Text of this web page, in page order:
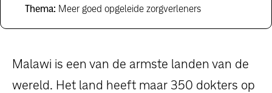
contact
Thema: Meer goed opgeleide zorgverleners
Malawi is een van de armste landen van de
wereld. Het land heeft maar 350 dokters op